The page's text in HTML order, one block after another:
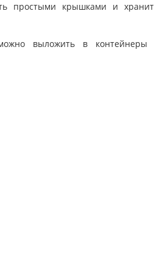
простыми крышками и
выложить в контейнеры